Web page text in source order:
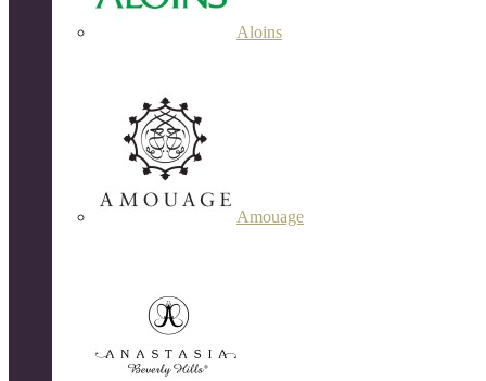
Aloins
Amouage